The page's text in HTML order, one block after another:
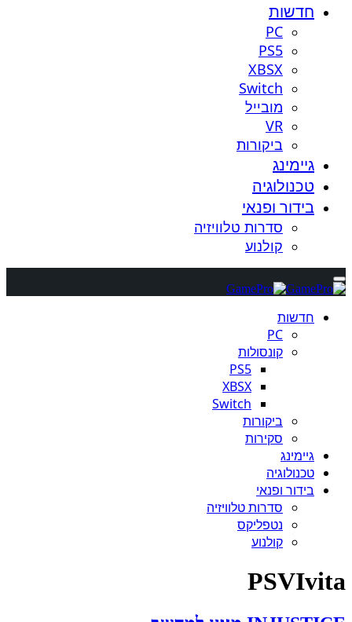
חדשות
PC
PS5
XBSX
Switch
מובייל
VR
ביקורות
גיימינג
טכנולוגיה
בידור ופנאי
סדרות טלוויזיה
קולנוע
חדשות
PC
קונסולות
PS5
XBSX
Switch
ביקורות
סקירות
גיימינג
טכנולוגיה
בידור ופנאי
סדרות טלוויזיה
נטפליקס
קולנוע
PSVIvita